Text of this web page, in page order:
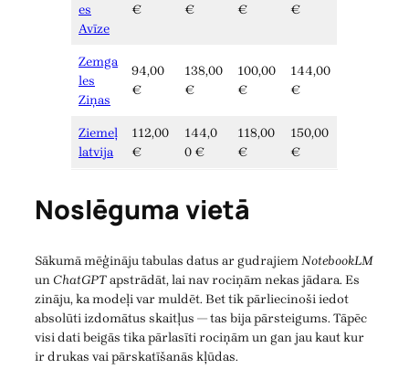
es
Avīze
€
€
€
€
Zemga
les
Ziņas
94,00
€
138,00
€
100,00
€
144,00
€
Ziemeļ
latvija
112,00
€
144,0
0 €
118,00
€
150,00
€
Noslēguma vietā
Sākumā mēģināju tabulas datus ar gudrajiemNotebookLM
un ChatGPTapstrādāt, lai nav rociņām nekas jādara. Es
zināju, ka modeļi var muldēt. Bet tik pārliecinoši iedot
absolūti izdomātus skaitļus — tas bija pārsteigums. Tāpēc
visi dati beigās tika pārlasīti rociņām un gan jau kaut kur
ir drukas vai pārskatīšanās kļūdas.